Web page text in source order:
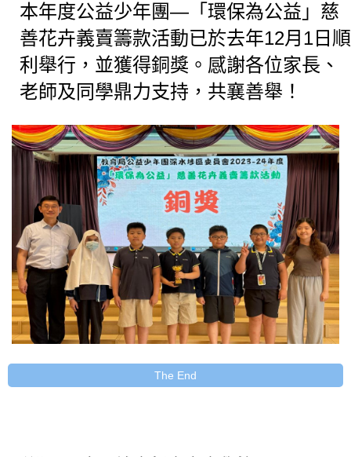
返回
本年度公益少年團—「環保為公益」慈
善花卉義賣籌款活動已於去年12月1日順
利舉行，並獲得銅獎。感謝各位家長、
老師及同學鼎力支持，共襄善舉！
The End